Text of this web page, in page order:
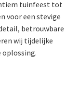
tuinfeest tot
voor een stevige
betrouwbare
wij tijdelijke
oplossing.